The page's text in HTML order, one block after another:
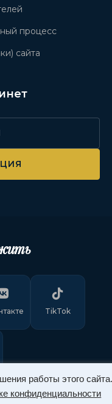
работы этого сайта.
конфиденциальности
процесс
сайта
TikTok